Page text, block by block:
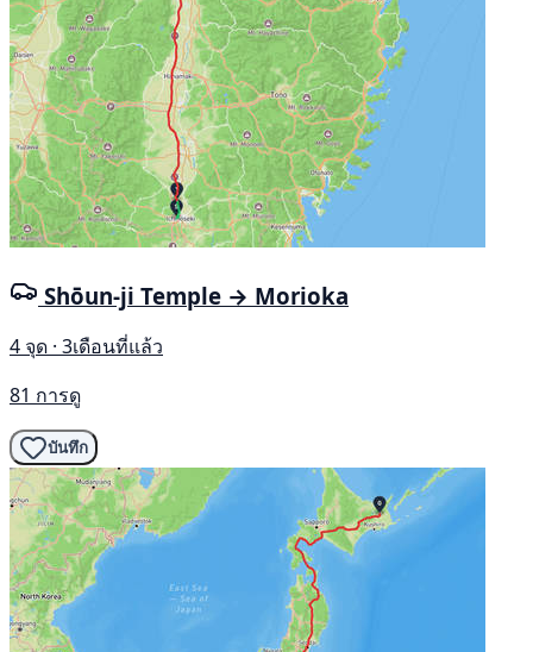
Shōun-ji Temple → Morioka
4 จุด · 3เดือนที่แล้ว
81 การดู
บันทึก